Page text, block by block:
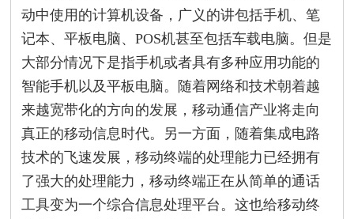
动中使用的计算机设备，广义的讲包括手机、笔
记本、平板电脑、POS机甚至包括车载电脑。但是
大部分情况下是指手机或者具有多种应用功能的
智能手机以及平板电脑。随着网络和技术朝着越
来越宽带化的方向的发展，移动通信产业将走向
真正的移动信息时代。另一方面，随着集成电路
技术的飞速发展，移动终端的处理能力已经拥有
了强大的处理能力，移动终端正在从简单的通话
工具变为一个综合信息处理平台。这也给移动终